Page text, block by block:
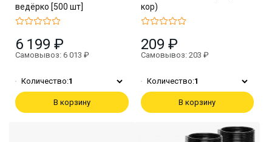
ведёрко [500 шт]
6 199 ₽
Самовывоз: 6 013 ₽
Количество:1
В корзину
кор)
209 ₽
Самовывоз: 203 ₽
Количество:1
В корзину